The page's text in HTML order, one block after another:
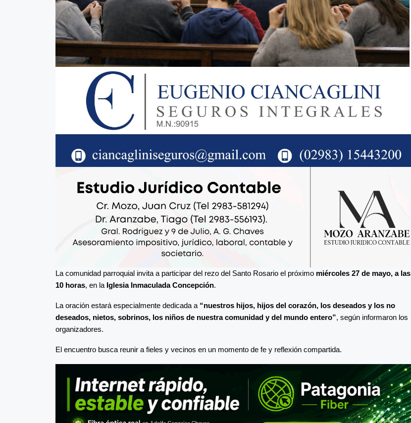
La comunidad parroquial invita a participar del rezo del Santo Rosario el próximo miércoles 27 de mayo, a las
10 horas, en la Iglesia Inmaculada Concepción.
La oración estará especialmente dedicada a “nuestros hijos, hijos del corazón, los deseados y los no
deseados, nietos, sobrinos, los niños de nuestra comunidad y del mundo entero”, según informaron los
organizadores.
El encuentro busca reunir a fieles y vecinos en un momento de fe y reflexión compartida.